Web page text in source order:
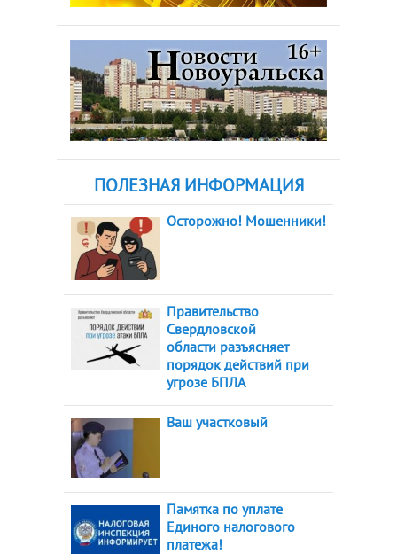
ПОЛЕЗНАЯ ИНФОРМАЦИЯ
Осторожно! Мошенники!
Правительство
Свердловской
области разъясняет
порядок действий при
угрозе БПЛА
Ваш участковый
Памятка по уплате
Единого налогового
платежа!